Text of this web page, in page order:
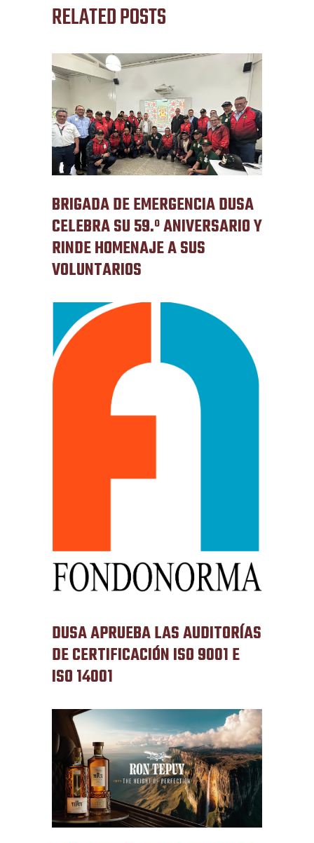
RELATED POSTS
BRIGADA DE EMERGENCIA DUSA
CELEBRA SU 59.º ANIVERSARIO Y
RINDE HOMENAJE A SUS
VOLUNTARIOS
DUSA APRUEBA LAS AUDITORÍAS
DE CERTIFICACIÓN ISO 9001 E
ISO 14001